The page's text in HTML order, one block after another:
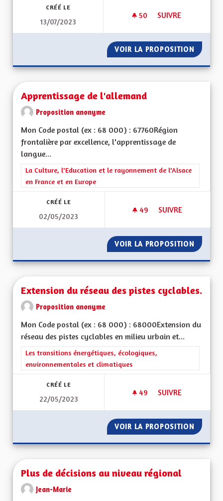
CRÉÉ LE
13/07/2023
50 50 ABONNÉS
SUIVRE
VOIR LA PROPOSITION TOITS
Apprentissage de l'allemand
Proposition anonyme
Mon Code postal (ex : 68 000) : 67760Région
frontalière par excellence, l'apprentissage de
langue...
Filtrer les résultats de la catégorie : La Culture, l'Education et
La Culture, l'Education et le rayonnement de l'Alsace
en France et en Europe
CRÉÉ LE
02/05/2023
49 49 ABONNÉS
SUIVRE
VOIR LA PROPOSITION
Extension du réseau des pistes cyclables.
Proposition anonyme
Mon Code postal (ex : 68 000) : 68000Extension du
réseau des pistes cyclables en milieu urbain et...
Filtrer les résultats de la catégorie : Les transitions
Les transitions énergétiques, écologiques,
environnementales et climatiques
CRÉÉ LE
22/05/2023
49 49 ABONNÉS
SUIVRE
VOIR LA PROPOSITION
Plus de décisions au niveau régional
Jean-Marie